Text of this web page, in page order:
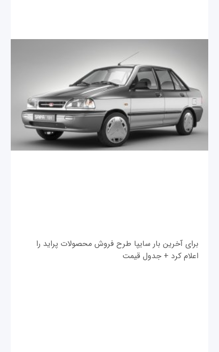
برای آخرین بار سایپا طرح فروش محصولات پراید را
اعلام کرد + جدول قیمت